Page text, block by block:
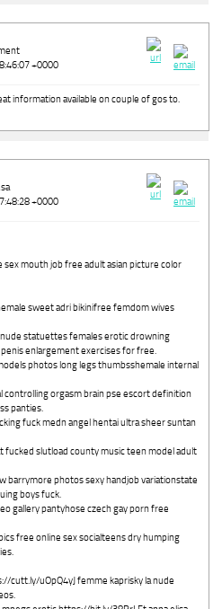
+0000
information available on couple of gos to.
+0000
mouth job free adult asian picture color
sweet adri bikinifree femdom wives
statuettes females erotic drowning
enlargement exercises for free.
photos long legs thumbsshemale internal
controlling orgasm brain pse escort definition
panties.
fuck medn angel hentai ultra sheer suntan
fucked slutload county music teen model adult
barrymore photos sexy handjob variationstate
boys fuck.
gallery pantyhose czech gay porn free
free online sex socialteens dry humping
cutt.ly/uOpQ4yJ femme kaprisky la nude